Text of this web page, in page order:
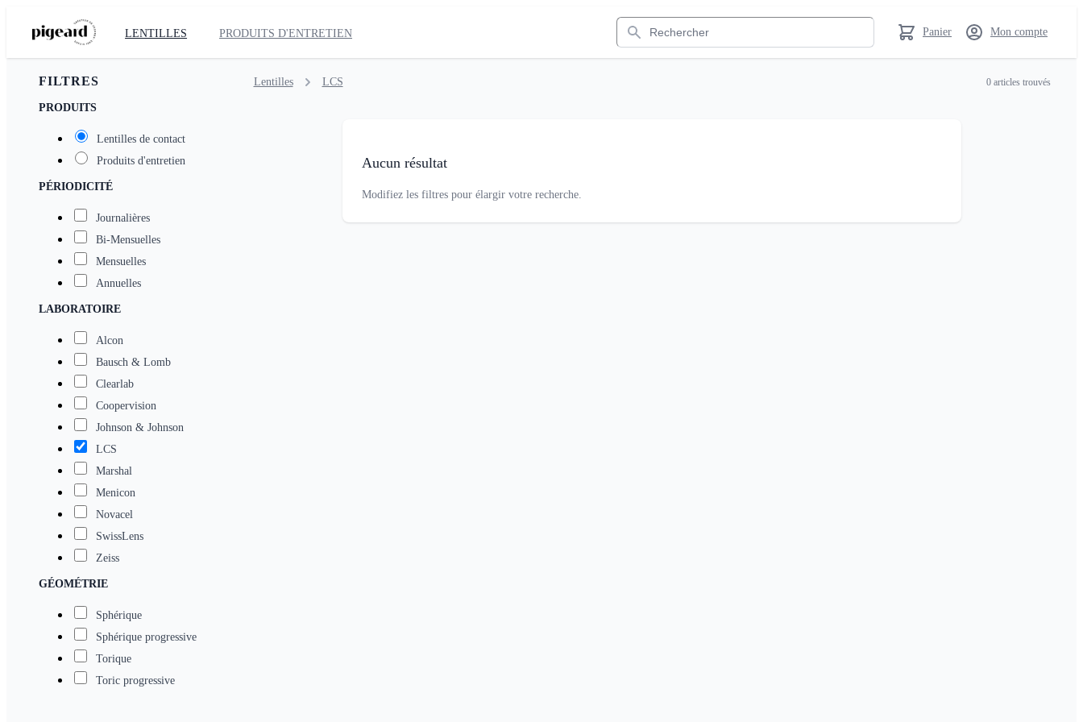
LENTILLES PRODUITS D'ENTRETIEN
Rechercher
Panier Mon compte
FILTRES
PRODUITS
Lentilles de contact
Produits d'entretien
PÉRIODICITÉ
Journalières
Bi-Mensuelles
Mensuelles
Annuelles
LABORATOIRE
Alcon
Bausch & Lomb
Clearlab
Coopervision
Johnson & Johnson
LCS
Marshal
Menicon
Novacel
SwissLens
Zeiss
GÉOMÉTRIE
Sphérique
Sphérique progressive
Torique
Toric progressive
Lentilles LCS 0 articles trouvés
Aucun résultat
Modifiez les filtres pour élargir votre recherche.